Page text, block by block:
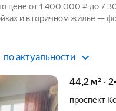
цене от 1 400 000 ₽ до 7
и вторичном жилье —
по актуальности
44,2 м² ·
проспект